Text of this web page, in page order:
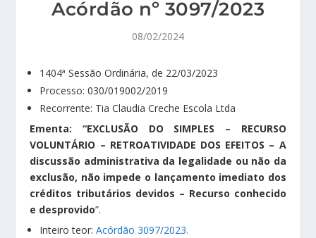
Acórdão nº 3097/2023
08/02/2024
1404ª Sessão Ordinária, de 22/03/2023
Processo: 030/019002/2019
Recorrente: Tia Claudia Creche Escola Ltda
Ementa: “EXCLUSÃO DO SIMPLES – RECURSO
VOLUNTÁRIO – RETROATIVIDADE DOS EFEITOS – A
discussão administrativa da legalidade ou não da
exclusão, não impede o lançamento imediato dos
créditos tributários devidos – Recurso conhecido
e desprovido”.
Inteiro teor:Acórdão 3097/2023.